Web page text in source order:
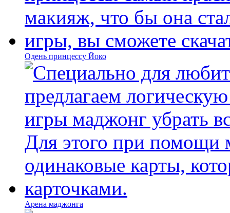
Одень принцессу Йоко
Арена маджонга